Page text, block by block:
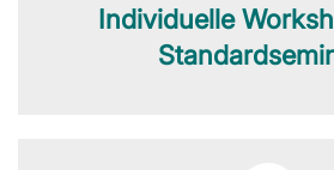
Individuelle